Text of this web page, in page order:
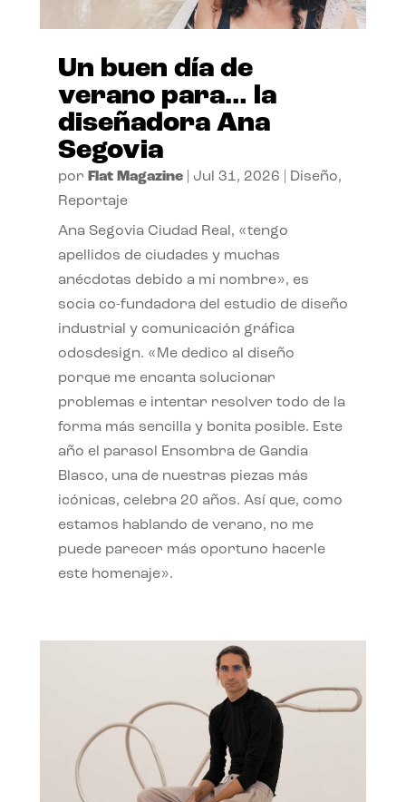
Un buen día de
verano para… la
diseñadora Ana
Segovia
por Flat Magazine| Jul 31, 2026 Diseño,
Reportaje
Ana Segovia Ciudad Real, «tengo
apellidos de ciudades y muchas
anécdotas debido a mi nombre», es
socia co-fundadora del estudio de diseño
industrial y comunicación gráfica
odosdesign. «Me dedico al diseño
porque me encanta solucionar
problemas e intentar resolver todo de la
forma más sencilla y bonita posible. Este
año el parasol Ensombra de Gandia
Blasco, una de nuestras piezas más
icónicas, celebra 20 años. Así que, como
estamos hablando de verano, no me
puede parecer más oportuno hacerle
este homenaje».